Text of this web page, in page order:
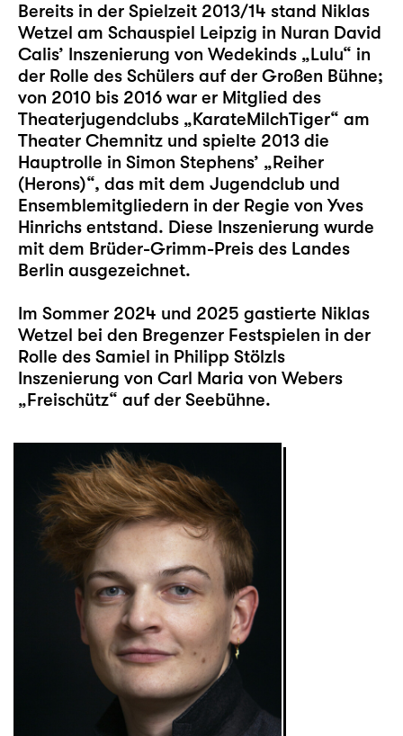
Bereits in der Spielzeit 2013/14 stand Niklas
Wetzel am Schauspiel Leipzig in Nuran David
Calis’ Inszenierung von Wedekinds „Lulu“ in
der Rolle des Schülers auf der Großen Bühne;
von 2010 bis 2016 war er Mitglied des
Theaterjugendclubs „KarateMilchTiger“ am
Theater Chemnitz und spielte 2013 die
Hauptrolle in Simon Stephens’ „Reiher
(Herons)“, das mit dem Jugendclub und
Ensemblemitgliedern in der Regie von Yves
Hinrichs entstand. Diese Inszenierung wurde
mit dem Brüder-Grimm-Preis des Landes
Berlin ausgezeichnet.
Im Sommer 2024 und 2025 gastierte Niklas
Wetzel bei den Bregenzer Festspielen in der
Rolle des Samiel in Philipp Stölzls
Inszenierung von Carl Maria von Webers
„Freischütz“ auf der Seebühne.